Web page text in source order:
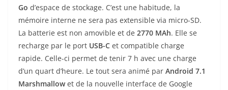
Go d’espace de stockage. C’est une habitude, la
mémoire interne ne sera pas extensible via micro-SD.
La batterie est non amovible et de 2770 MAh. Elle se
recharge par le port USB-C et compatible charge
rapide. Celle-ci permet de tenir 7 h avec une charge
d’un quart d’heure. Le tout sera animé par Android 7.1
Marshmallowet de la nouvelle interface de Google